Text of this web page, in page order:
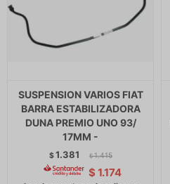
SUSPENSION VARIOS FIAT
BARRA ESTABILIZADORA
DUNA PREMIO UNO 93/
17MM -
$1.381 $ 1.415
$ 1.174